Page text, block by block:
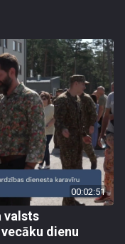
00:02:51
valsts
dienu